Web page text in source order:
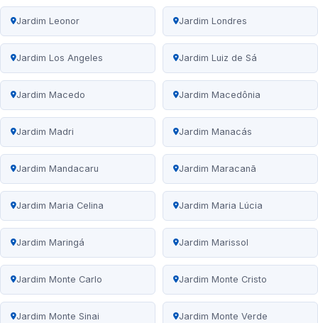
Jardim Leonor Jardim Londres
Jardim Los Angeles Jardim Luiz de Sá
Jardim Macedo Jardim Macedônia
Jardim Madri Jardim Manacás
Jardim Mandacaru Jardim Maracanã
Jardim Maria Celina Jardim Maria Lúcia
Jardim Maringá Jardim Marissol
Jardim Monte Carlo Jardim Monte Cristo
Jardim Monte Sinai Jardim Monte Verde